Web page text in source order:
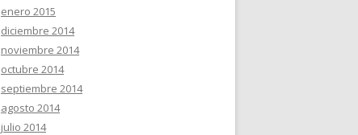
enero 2015
diciembre 2014
noviembre 2014
octubre 2014
septiembre 2014
agosto 2014
julio 2014